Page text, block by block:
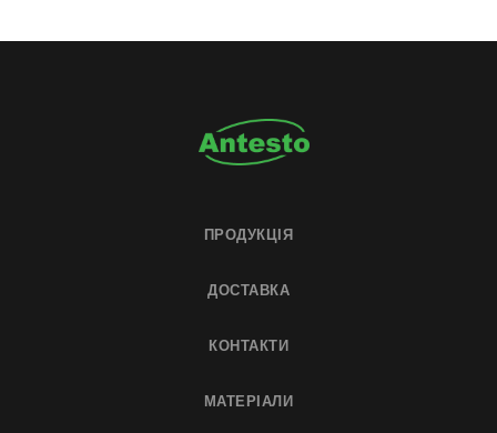
ПРОДУКЦІЯ
МАТЕРІАЛИ
ДОСТАВКА
КОНТАКТИ